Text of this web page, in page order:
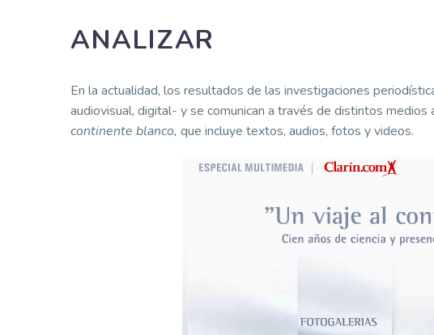
ANALIZAR
En la actualidad, los resultados de las investigaciones
audiovisual, digital- y se comunican a través de distintos
continente blanco, que incluye textos, audios, fotos y videos.